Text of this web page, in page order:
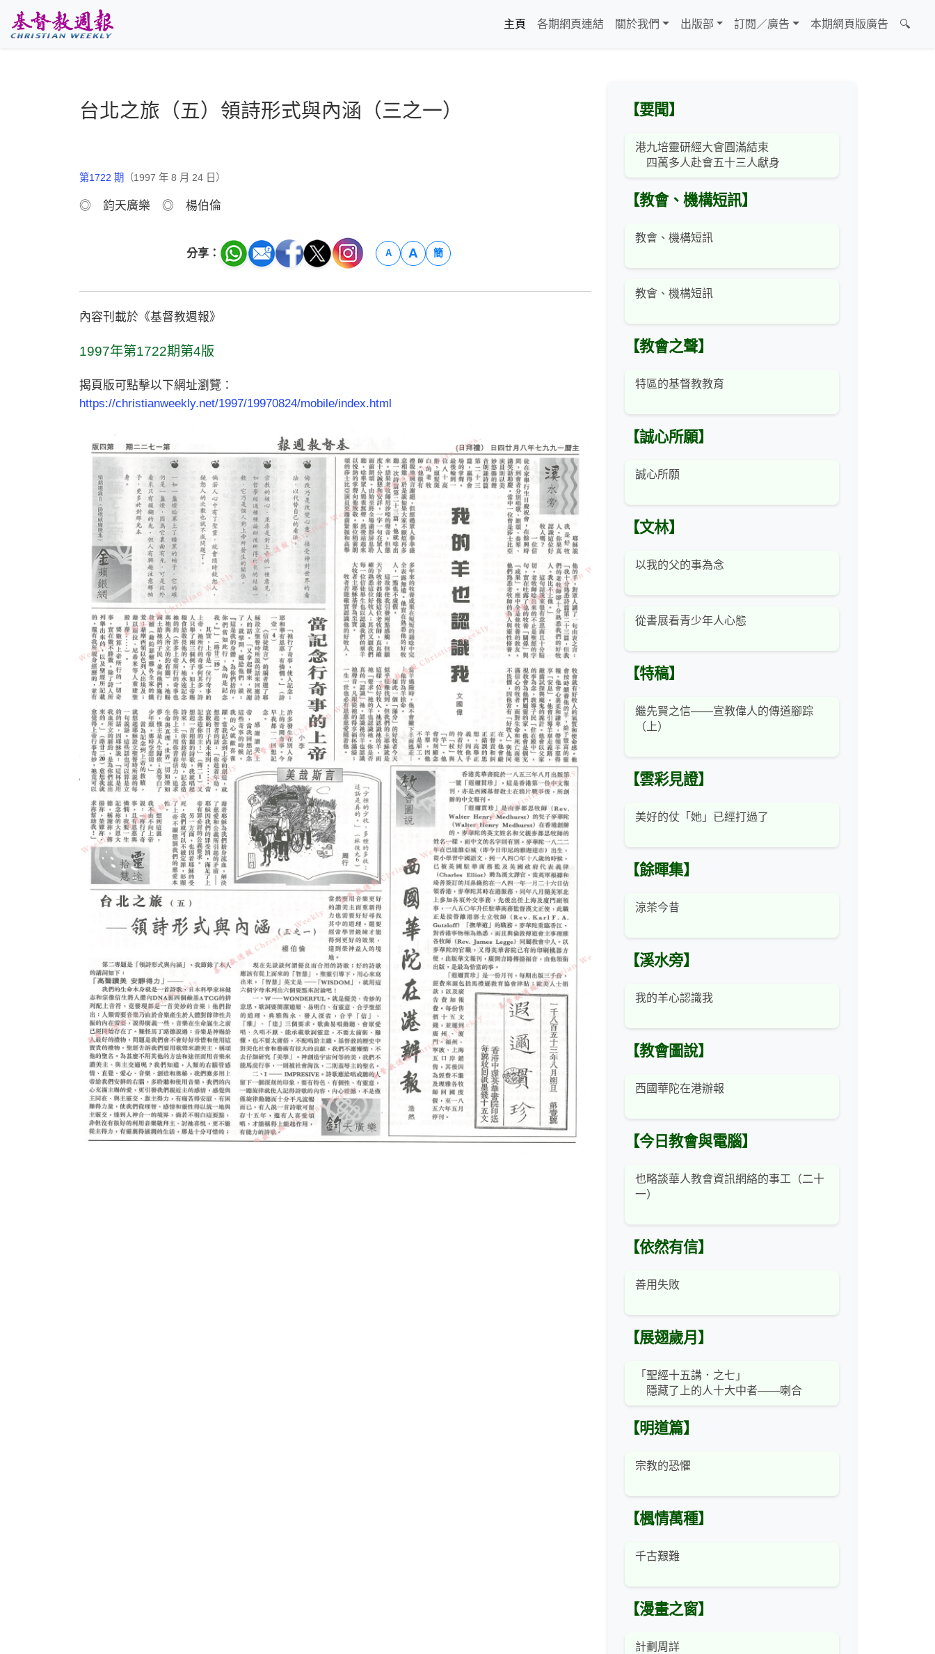
主頁
各期網頁連結 關於我們 出版部 訂閱／廣告 本期網頁版廣告 🔍
台北之旅（五）領詩形式與內涵（三之一）
第1722 期 （1997 年 8 月 24 日）
◎ 鈞天廣樂 ◎ 楊伯倫
分享： A A 簡
內容刊載於《基督教週報》
1997年第1722期第4版
揭頁版可點擊以下網址瀏覽：
https://christianweekly.net/1997/19970824/mobile/index.html
【要聞】
港九培靈研經大會圓滿結束
四萬多人赴會五十三人獻身
【教會、機構短訊】
教會、機構短訊
教會、機構短訊
【教會之聲】
特區的基督教教育
【誠心所願】
誠心所願
【文林】
以我的父的事為念
從書展看青少年人心態
【特稿】
繼先賢之信——宣教偉人的傳道腳踪
（上）
【雲彩見證】
美好的仗「她」已經打過了
【餘暉集】
涼茶今昔
【溪水旁】
我的羊心認識我
【教會圖說】
西國華陀在港辦報
【今日教會與電腦】
也略談華人教會資訊網絡的事工（二十
一）
【依然有信】
善用失敗
【展翅歲月】
「聖經十五講．之七」
隱藏了上的人十大中者——喇合
【明道篇】
宗教的恐懼
【楓情萬種】
千古艱難
【漫畫之窗】
計劃周詳